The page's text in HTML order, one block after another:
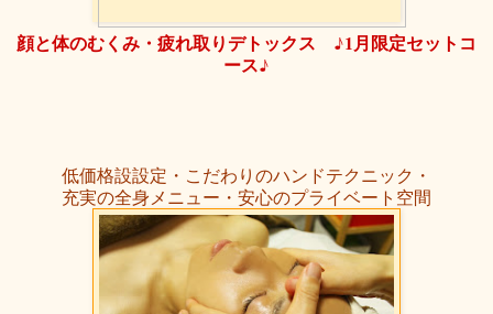
顔と体のむくみ・疲れ取りデトックス ♪1月限定セットコ
ース♪
低価格設設定・こだわりのハンドテクニック・
充実の全身メニュー・安心のプライベート空間